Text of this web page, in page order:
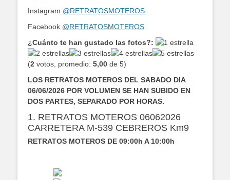
Instagram @RETRATOSMOTEROS
Facebook @RETRATOSMOTEROS
¿Cuánto te han gustado las fotos?:
(2 votos, promedio: 5,00 de 5)
LOS RETRATOS MOTEROS DEL SABADO DIA
06/06/2026 POR VOLUMEN SE HAN SUBIDO EN
DOS PARTES, SEPARADO POR HORAS.
1. RETRATOS MOTEROS 06062026
CARRETERA M-539 CEBREROS Km9
RETRATOS MOTEROS DE 09:00h A 10:00h